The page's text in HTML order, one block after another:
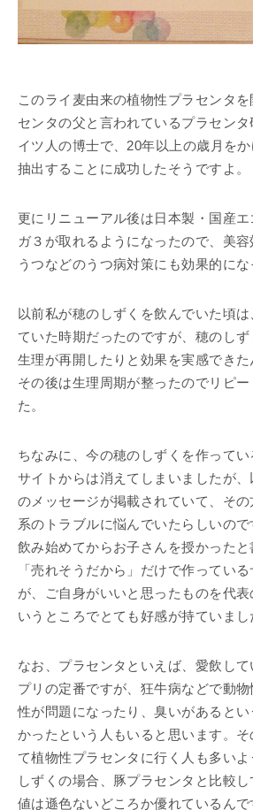
このライ麦由来の植物性プラセンタ
センタの父と言われているプラセン
イツ人の博士で、20年以上の歳月を
抽出することに成功したそうですよ。
更にリニューアル後は日本製・国産
ガ３が取れるようになったので、美
うつなどのうつ病対策にも効果的にな
以前私が穂のしずくを飲んでいた頃
ていた時期だったのですが、穂のし
生理が再開したりと効果を実感できた
その後は生理周期が整ったのでリピ
た。
ちなみに、今の穂のしずくを作って
サイトからは消えてしまいましたが
のメッセージが掲載されていて、そ
系のトラブルに悩んでいたらしいの
飲み始めてからお子さんを授かったと
「売れそうだから」だけで作ってい
が、ご自身がいいと思ったものを代
いうところでとても好感が持ていまし
なお、プラセンタといえば、愛飲し
プリの定番ですが、狂牛病などで動
性が問題になったり、臭いがあると
かったという人もいると思います。そ
て植物性プラセンタに行く人も多い
しずくの場合、豚プラセンタと比較
値は遜色ないどころか優れているんで